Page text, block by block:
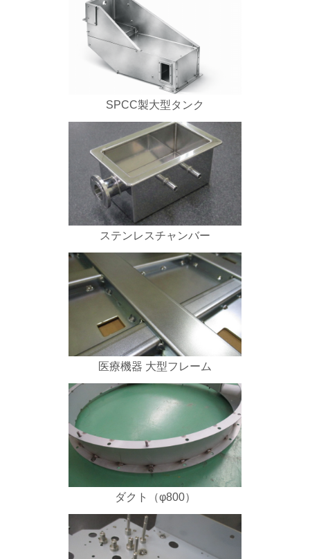
SPCC製大型タンク
ステンレスチャンバー
医療機器 大型フレーム
ダクト（φ800）